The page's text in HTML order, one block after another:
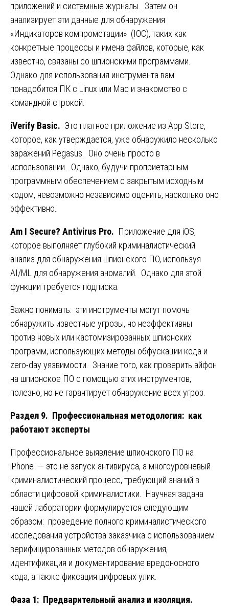
приложений и системные журналы. Затем он
анализирует эти данные для обнаружения
«Индикаторов компрометации» (IOC), таких как
конкретные процессы и имена файлов, которые, как
известно, связаны со шпионскими программами.
Однако для использования инструмента вам
понадобится ПК с Linux или Mac и знакомство с
командной строкой.
iVerify Basic. Это платное приложение из App Store,
которое, как утверждается, уже обнаружило несколько
заражений Pegasus. Оно очень просто в
использовании. Однако, будучи проприетарным
программным обеспечением с закрытым исходным
кодом, невозможно независимо оценить, насколько оно
эффективно.
Am I Secure? Antivirus Pro. Приложение для iOS,
которое выполняет глубокий криминалистический
анализ для обнаружения шпионского ПО, используя
AI/ML для обнаружения аномалий. Однако для этой
функции требуется подписка.
Важно понимать: эти инструменты могут помочь
обнаружить известные угрозы, но неэффективны
против новых или кастомизированных шпионских
программ, использующих методы обфускации кода и
zero-day уязвимости. Знание того, как проверить айфон
на шпионское ПО с помощью этих инструментов,
полезно, но не гарантирует обнаружение всех угроз.
Раздел 9. Профессиональная методология: как
работают эксперты
Профессиональное выявление шпионского ПО на
iPhone — это не запуск антивируса, а многоуровневый
криминалистический процесс, требующий знаний в
области цифровой криминалистики. Научная задача
нашей лаборатории формулируется следующим
образом: проведение полного криминалистического
исследования устройства заказчика с использованием
верифицированных методов обнаружения,
идентификация и документирование вредоносного
кода, а также фиксация цифровых улик.
Фаза 1: Предварительный анализ и изоляция.